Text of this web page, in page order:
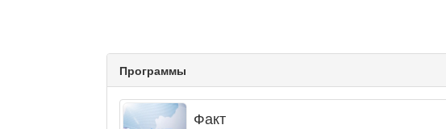
Программы
Факт